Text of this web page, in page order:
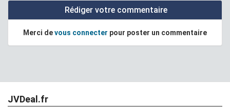
Rédiger votre commentaire
Merci devous connecter pour poster un commentaire
JVDeal.fr